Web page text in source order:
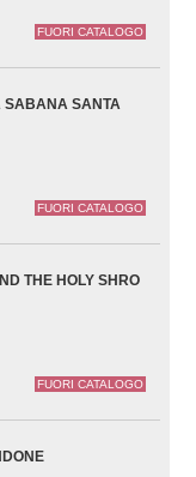
FUORI CATALOGO
SABANA SANTA
FUORI CATALOGO
THE HOLY SHRO
FUORI CATALOGO